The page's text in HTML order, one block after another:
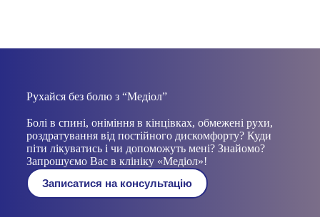
Рухайся без болю з “Медіол”
Болі в спині, оніміння в кінцівках, обмежені рухи,
роздратування від постійного дискомфорту? Куди
піти лікуватись і чи допоможуть мені? Знайомо?
Запрошуємо Вас в клініку «Медіол»!
Записатися на консультацію